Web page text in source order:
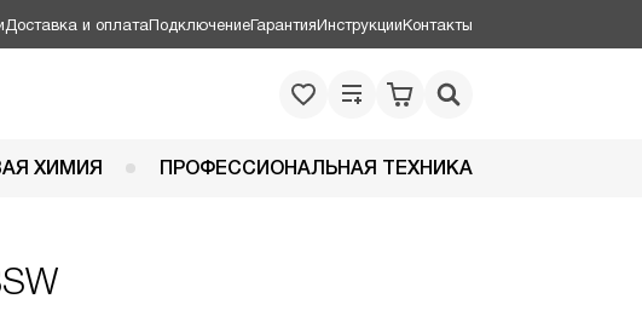
Доставка и оплатаПодключениеГарантияИнструкцииКонтакты
ХИМИЯ ПРОФЕССИОНАЛЬНАЯ ТЕХНИКА